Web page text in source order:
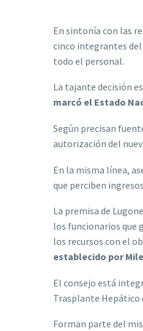
En sintonía con las
cinco integrantes del
todo el personal.
La tajante decisión
marcó el Estado
Según precisan
autorización del
En la misma línea,
que perciben
La premisa de
los funcionarios que
los recursos con el
establecido por
El consejo está
Trasplante Hepático
Forman parte del